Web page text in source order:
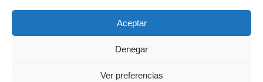
Aceptar
Denegar
Ver preferencias
Calidad
25
MATERIALES
CORPORATIVOS
Dossier español -